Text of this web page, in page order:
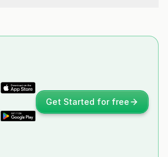
Get Started for free